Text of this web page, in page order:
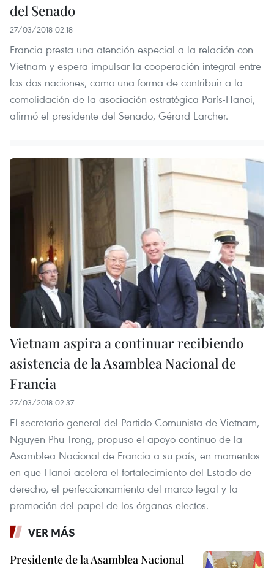
del Senado
27/03/2018 02:18
Francia presta una atención especial a la relación con
Vietnam y espera impulsar la cooperación integral entre
las dos naciones, como una forma de contribuir a la
comolidación de la asociación estratégica París-Hanoi,
afirmó el presidente del Senado, Gérard Larcher.
Vietnam aspira a continuar recibiendo
asistencia de la Asamblea Nacional de
Francia
27/03/2018 02:37
El secretario general del Partido Comunista de Vietnam,
Nguyen Phu Trong, propuso el apoyo continuo de la
Asamblea Nacional de Francia a su país, en momentos
en que Hanoi acelera el fortalecimiento del Estado de
derecho, el perfeccionamiento del marco legal y la
promoción del papel de los órganos electos.
VER MÁS
Presidente de la Asamblea Nacional